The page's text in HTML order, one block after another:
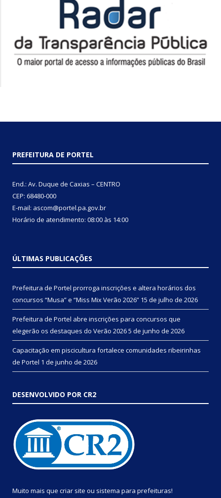
PREFEITURA DE PORTEL
End.: Av. Duque de Caxias – CENTRO
CEP: 68480-000
E-mail: ascom@portel.pa.gov.br
Horário de atendimento: 08:00 às 14:00
ÚLTIMAS PUBLICAÇÕES
Prefeitura de Portel prorroga inscrições e altera horários dos
concursos “Musa” e “Miss Mix Verão 2026” 15 de julho de 2026
Prefeitura de Portel abre inscrições para concursos que
elegerão os destaques do Verão 20265 de junho de 2026
Capacitação em piscicultura fortalece comunidades ribeirinhas
de Portel 1 de junho de 2026
DESENVOLVIDO POR CR2
Muito mais que criar site ou sistema para prefeituras!